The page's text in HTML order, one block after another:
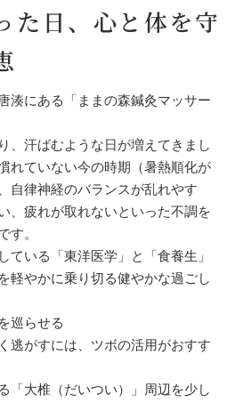
た日、心と体を守
湊にある「ままの森鍼灸マッサー
、汗ばむような日が増えてきまし
れていない今の時期（暑熱順化が
自律神経のバランスが乱れやす
、疲れが取れないといった不調を
す。
ている「東洋医学」と「食養生」
軽やかに乗り切る健やかな過ごし
巡らせる
逃がすには、ツボの活用がおすす
「大椎（だいつい）」周辺を少し